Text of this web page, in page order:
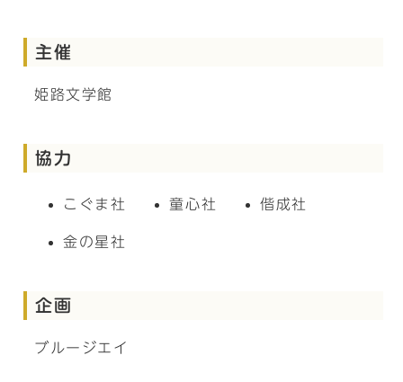
主催
姫路文学館
協力
こぐま社 童心社 偕成社
金の星社
企画
ブルージエイ